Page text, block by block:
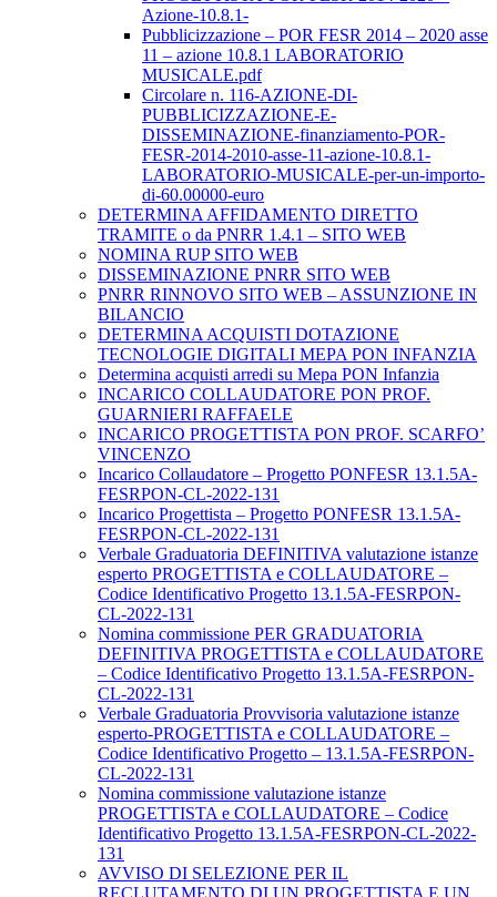
Azione-10.8.1-
Pubblicizzazione – POR FESR 2014 – 2020 asse
11 – azione 10.8.1 LABORATORIO
MUSICALE.pdf
Circolare n. 116-AZIONE-DI-
PUBBLICIZZAZIONE-E-
DISSEMINAZIONE-finanziamento-POR-
FESR-2014-2010-asse-11-azione-10.8.1-
LABORATORIO-MUSICALE-per-un-importo-
di-60.00000-euro
DETERMINA AFFIDAMENTO DIRETTO
TRAMITE o da PNRR 1.4.1 – SITO WEB
NOMINA RUP SITO WEB
DISSEMINAZIONE PNRR SITO WEB
PNRR RINNOVO SITO WEB – ASSUNZIONE IN
BILANCIO
DETERMINA ACQUISTI DOTAZIONE
TECNOLOGIE DIGITALI MEPA PON INFANZIA
Determina acquisti arredi su Mepa PON Infanzia
INCARICO COLLAUDATORE PON PROF.
GUARNIERI RAFFAELE
INCARICO PROGETTISTA PON PROF. SCARFO’
VINCENZO
Incarico Collaudatore – Progetto PONFESR 13.1.5A-
FESRPON-CL-2022-131
Incarico Progettista – Progetto PONFESR 13.1.5A-
FESRPON-CL-2022-131
Verbale Graduatoria DEFINITIVA valutazione istanze
esperto PROGETTISTA e COLLAUDATORE –
Codice Identificativo Progetto 13.1.5A-FESRPON-
CL-2022-131
Nomina commissione PER GRADUATORIA
DEFINITIVA PROGETTISTA e COLLAUDATORE
– Codice Identificativo Progetto 13.1.5A-FESRPON-
CL-2022-131
Verbale Graduatoria Provvisoria valutazione istanze
esperto-PROGETTISTA e COLLAUDATORE –
Codice Identificativo Progetto – 13.1.5A-FESRPON-
CL-2022-131
Nomina commissione valutazione istanze
PROGETTISTA e COLLAUDATORE – Codice
Identificativo Progetto 13.1.5A-FESRPON-CL-2022-
131
AVVISO DI SELEZIONE PER IL